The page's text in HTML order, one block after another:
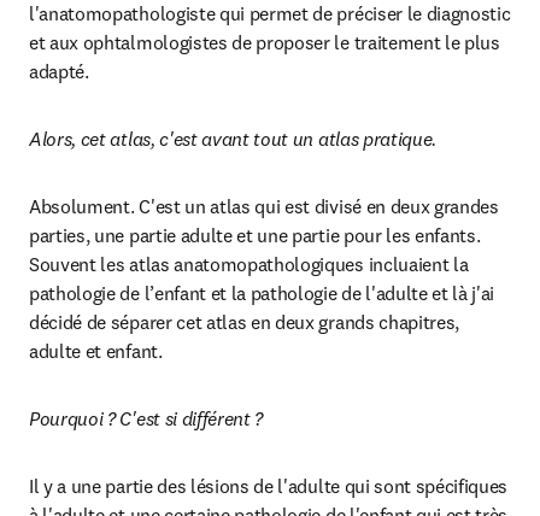
l'anatomopathologiste qui permet de préciser le diagnostic
et aux ophtalmologistes de proposer le traitement le plus
adapté.
Alors, cet atlas, c'est avant tout un atlas pratique.
Absolument. C'est un atlas qui est divisé en deux grandes
parties, une partie adulte et une partie pour les enfants.
Souvent les atlas anatomopathologiques incluaient la
pathologie de l’enfant et la pathologie de l'adulte et là j'ai
décidé de séparer cet atlas en deux grands chapitres,
adulte et enfant.
Pourquoi ? C'est si différent ?
Il y a une partie des lésions de l'adulte qui sont spécifiques